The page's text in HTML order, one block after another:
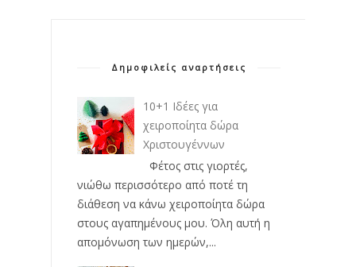
Δημοφιλείς αναρτήσεις
10+1 Ιδέες για
χειροποίητα δώρα
Χριστουγέννων
Φέτος στις γιορτές,
νιώθω περισσότερο από ποτέ τη
διάθεση να κάνω χειροποίητα δώρα
στους αγαπημένους μου. Όλη αυτή η
απομόνωση των ημερών,...